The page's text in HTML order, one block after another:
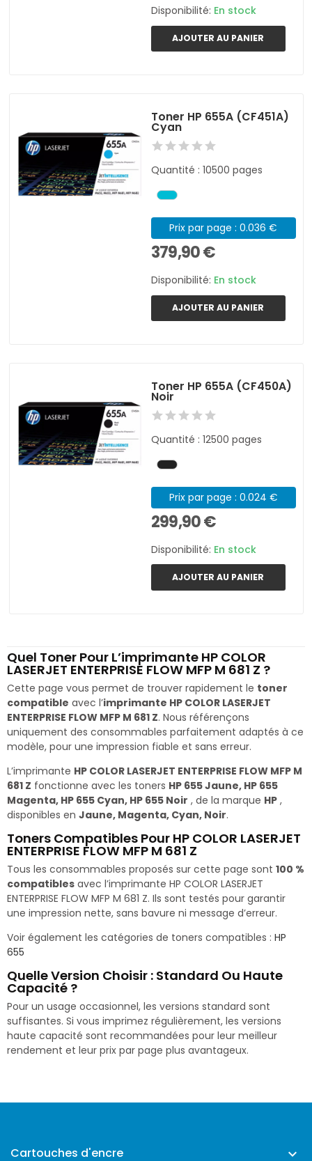
Disponibilité: En stock
AJOUTER AU PANIER
Toner HP 655A (CF451A)
Cyan
Quantité : 10500 pages
Prix par page : 0.036 €
379,90 €
Disponibilité: En stock
AJOUTER AU PANIER
Toner HP 655A (CF450A)
Noir
Quantité : 12500 pages
Prix par page : 0.024 €
299,90 €
Disponibilité: En stock
AJOUTER AU PANIER
Quel Toner Pour L’imprimante HP COLOR
LASERJET ENTERPRISE FLOW MFP M 681 Z ?
Cette page vous permet de trouver rapidement le toner
compatible avec l’imprimante HP COLOR LASERJET
ENTERPRISE FLOW MFP M 681 Z. Nous référençons
uniquement des consommables parfaitement adaptés à ce
modèle, pour une impression fiable et sans erreur.
L’imprimante HP COLOR LASERJET ENTERPRISE FLOW MFP M
681 Z fonctionne avec les toners HP 655 Jaune, HP 655
Magenta, HP 655 Cyan, HP 655 Noir , de la marque HP ,
disponibles en Jaune, Magenta, Cyan, Noir.
Toners Compatibles Pour HP COLOR LASERJET
ENTERPRISE FLOW MFP M 681 Z
Tous les consommables proposés sur cette page sont 100 %
compatibles avec l’imprimante HP COLOR LASERJET
ENTERPRISE FLOW MFP M 681 Z. Ils sont testés pour garantir
une impression nette, sans bavure ni message d’erreur.
Voir également les catégories de toners compatibles : HP
655
Quelle Version Choisir : Standard Ou Haute
Capacité ?
Pour un usage occasionnel, les versions standard sont
suffisantes. Si vous imprimez régulièrement, les versions
haute capacité sont recommandées pour leur meilleur
rendement et leur prix par page plus avantageux.
Cartouches d'encre 